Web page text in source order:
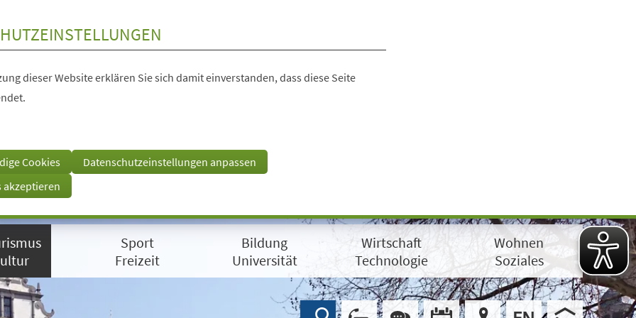
dieser Website erklären Sie sich damit einverstanden, dass diese Seite
Cookies
Datenschutzeinstellungen anpassen
akzeptieren
Sport
Freizeit
Bildung
Universität
Wirtschaft
Technologie
Wohnen
Soziales